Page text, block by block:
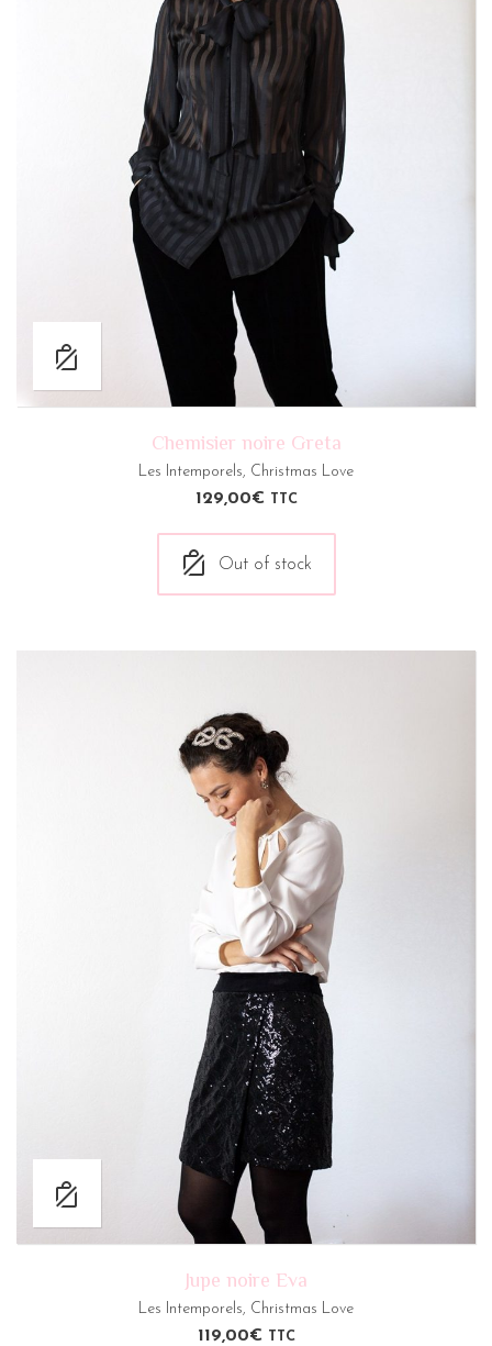
Chemisier noire Greta
Les Intemporels, Christmas Love
129,00€ TTC
Out of stock
Jupe noire Eva
Les Intemporels, Christmas Love
119,00€ TTC